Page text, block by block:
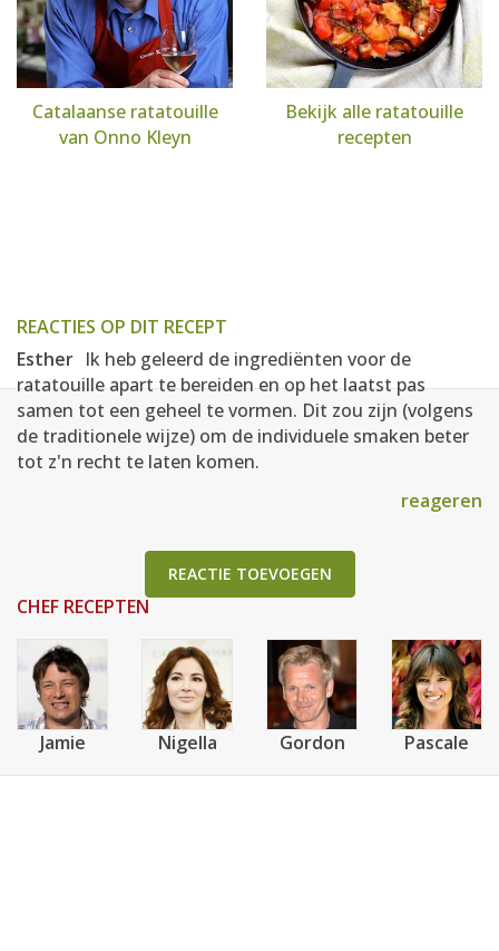
Catalaanse ratatouille
van Onno Kleyn
Bekijk alle ratatouille
recepten
REACTIES OP DIT RECEPT
Esther Ik heb geleerd de ingrediënten voor de
ratatouille apart te bereiden en op het laatst pas
samen tot een geheel te vormen. Dit zou zijn (volgens
de traditionele wijze) om de individuele smaken beter
tot z'n recht te laten komen.
reageren
REACTIE TOEVOEGEN
CHEF RECEPTEN
Jamie Nigella Gordon Pascale